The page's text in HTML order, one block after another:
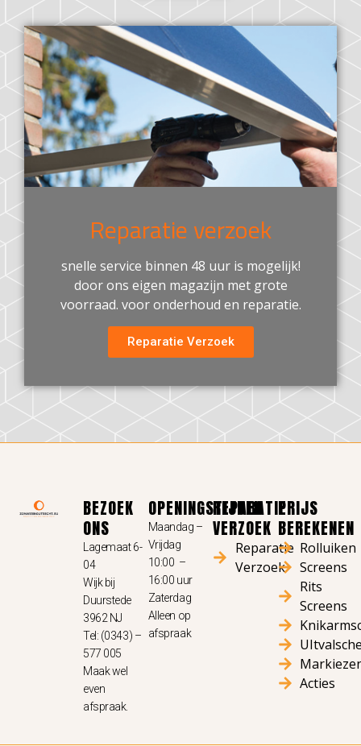
Reparatie verzoek
snelle service binnen 48 uur is mogelijk!
door ons eigen magazijn met grote
voorraad. voor onderhoud en reparatie.
Reparatie Verzoek
BEZOEK
ONS
Lagemaat 6-
04
Wijk bij
Duurstede
3962 NJ
Tel: (0343) –
577 005
Maak wel
even
afspraak.
OPENINGSTIJDEN
Maandag –
Vrijdag
10:00 –
16:00 uur
Zaterdag
Alleen op
afspraak
REPARATIE
VERZOEK
Reparatie
Verzoek
PRIJS
BEREKENEN
Rolluiken
Screens
Rits
Screens
Acties